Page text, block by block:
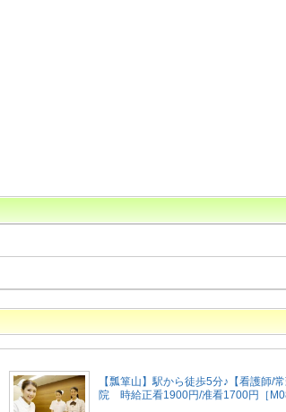
【瓢箪山】駅から徒歩5分♪【看護師/
院 時給正看1900円/准看1700円［